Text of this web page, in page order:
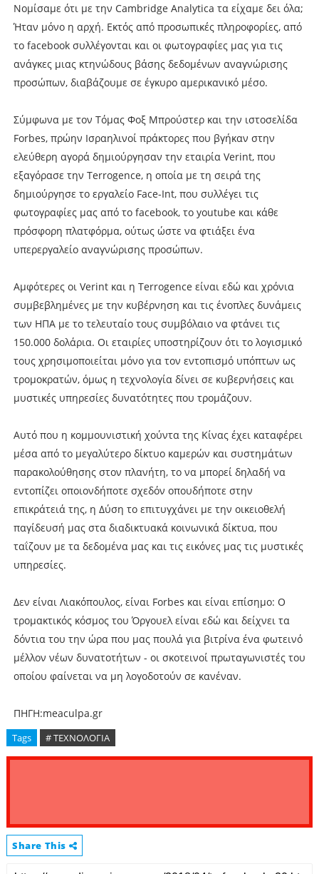
Νομίσαμε ότι με την Cambridge Analytica τα είχαμε δει όλα;
Ήταν μόνο η αρχή. Εκτός από προσωπικές πληροφορίες, από
το facebook συλλέγονται και οι φωτογραφίες μας για τις
ανάγκες μιας κτηνώδους βάσης δεδομένων αναγνώρισης
προσώπων, διαβάζουμε σε έγκυρο αμερικανικό μέσο.
Σύμφωνα με τον Τόμας Φοξ Μπρούστερ και την ιστοσελίδα
Forbes, πρώην Ισραηλινοί πράκτορες που βγήκαν στην
ελεύθερη αγορά δημιούργησαν την εταιρία Verint, που
εξαγόρασε την Terrogence, η οποία με τη σειρά της
δημιούργησε το εργαλείο Face-Int, που συλλέγει τις
φωτογραφίες μας από το facebook, το youtube και κάθε
πρόσφορη πλατφόρμα, ούτως ώστε να φτιάξει ένα
υπερεργαλείο αναγνώρισης προσώπων.
Αμφότερες οι Verint και η Terrogence είναι εδώ και χρόνια
συμβεβλημένες με την κυβέρνηση και τις ένοπλες δυνάμεις
των ΗΠΑ με το τελευταίο τους συμβόλαιο να φτάνει τις
150.000 δολάρια. Οι εταιρίες υποστηρίζουν ότι το λογισμικό
τους χρησιμοποιείται μόνο για τον εντοπισμό υπόπτων ως
τρομοκρατών, όμως η τεχνολογία δίνει σε κυβερνήσεις και
μυστικές υπηρεσίες δυνατότητες που τρομάζουν.
Αυτό που η κομμουνιστική χούντα της Κίνας έχει καταφέρει
μέσα από το μεγαλύτερο δίκτυο καμερών και συστημάτων
παρακολούθησης στον πλανήτη, το να μπορεί δηλαδή να
εντοπίζει οποιονδήποτε σχεδόν οπουδήποτε στην
επικράτειά της, η Δύση το επιτυγχάνει με την οικειοθελή
παγίδευσή μας στα διαδικτυακά κοινωνικά δίκτυα, που
ταΐζουν με τα δεδομένα μας και τις εικόνες μας τις μυστικές
υπηρεσίες.
Δεν είναι Λιακόπουλος, είναι Forbes και είναι επίσημο: Ο
τρομακτικός κόσμος του Όργουελ είναι εδώ και δείχνει τα
δόντια του την ώρα που μας πουλά για βιτρίνα ένα φωτεινό
μέλλον νέων δυνατοτήτων - οι σκοτεινοί πρωταγωνιστές του
οποίου φαίνεται να μη λογοδοτούν σε κανέναν.
ΠΗΓΗ:meaculpa.gr
Tags # ΤΕΧΝΟΛΟΓΙΑ
Share This